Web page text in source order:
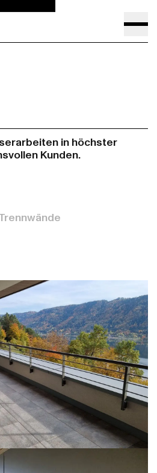
in höchster
Kunden.